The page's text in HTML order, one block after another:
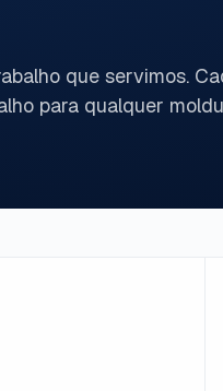
que servimos.
para qualquer